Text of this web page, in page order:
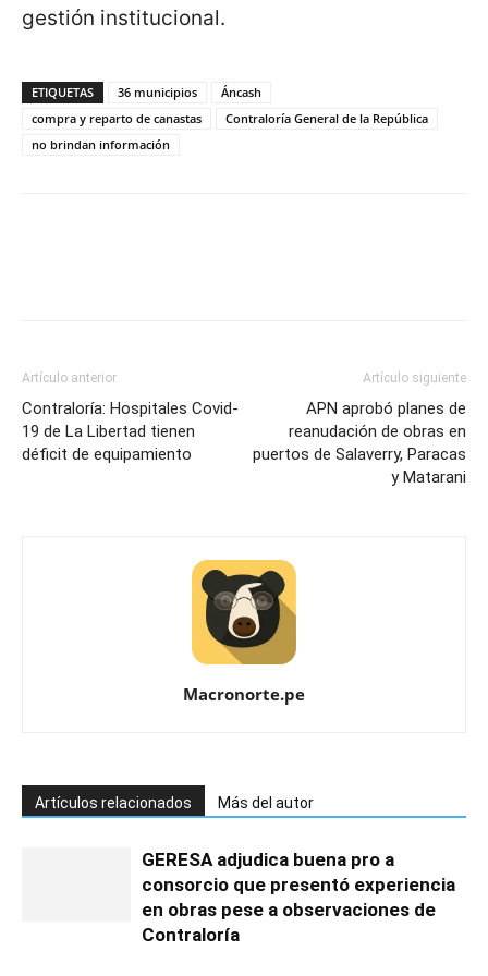
gestión institucional.
ETIQUETAS 36 municipios
Áncash
compra y reparto de canastas
Contraloría General de la República
no brindan información
Artículo anterior
Contraloría: Hospitales Covid-
19 de La Libertad tienen
déficit de equipamiento
Artículo siguiente
APN aprobó planes de
reanudación de obras en
puertos de Salaverry, Paracas
y Matarani
Macronorte.pe
Artículos relacionados Más del autor
GERESA adjudica buena pro a
consorcio que presentó experiencia
en obras pese a observaciones de
Contraloría